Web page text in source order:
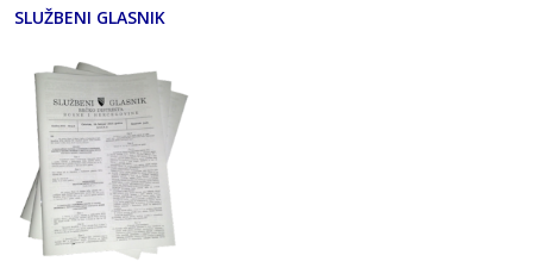
SLUŽBENI GLASNIK